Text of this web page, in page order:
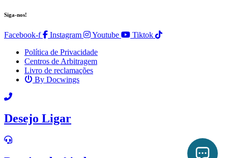
Siga-nos!
Facebook-f Instagram Youtube
Tiktok
Política de Privacidade
Centros de Arbitragem
Livro de reclamações
By Docwings
Scroll
Up
Desejo Ligar